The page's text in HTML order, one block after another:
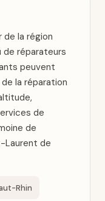
de la région
de réparateurs
peuvent
la réparation
de
de
Laurent de
Rhin